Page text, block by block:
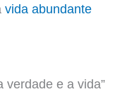
vida abundante
verdade e a vida”